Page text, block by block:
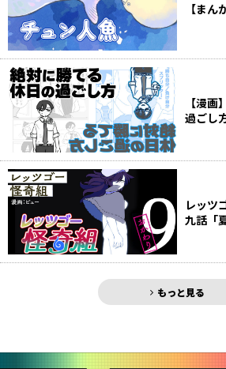
【ま
【漫
過ごし
レッツ
九話「
もっと見る